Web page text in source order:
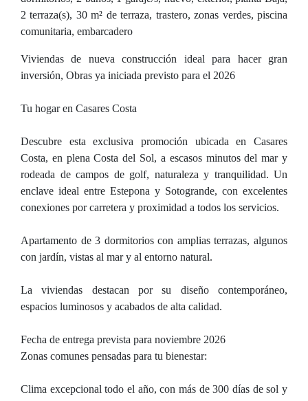
2 terraza(s), 30 m² de terraza, trastero, zonas verdes, piscina
comunitaria, embarcadero
Viviendas de nueva construcción ideal para hacer gran
inversión, Obras ya iniciada previsto para el 2026
Tu hogar en Casares Costa
Descubre esta exclusiva promoción ubicada en Casares
Costa, en plena Costa del Sol, a escasos minutos del mar y
rodeada de campos de golf, naturaleza y tranquilidad. Un
enclave ideal entre Estepona y Sotogrande, con excelentes
conexiones por carretera y proximidad a todos los servicios.
Apartamento de 3 dormitorios con amplias terrazas, algunos
con jardín, vistas al mar y al entorno natural.
La viviendas destacan por su diseño contemporáneo,
espacios luminosos y acabados de alta calidad.
Fecha de entrega prevista para noviembre 2026
Zonas comunes pensadas para tu bienestar:
Clima excepcional todo el año, con más de 300 días de sol y